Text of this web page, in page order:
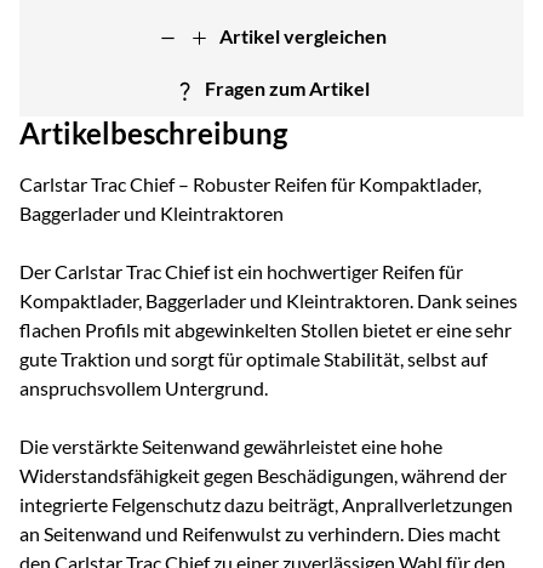
Artikel vergleichen
Fragen zum Artikel
Artikelbeschreibung
Carlstar Trac Chief – Robuster Reifen für Kompaktlader,
Baggerlader und Kleintraktoren
Der Carlstar Trac Chief ist ein hochwertiger Reifen für
Kompaktlader, Baggerlader und Kleintraktoren. Dank seines
flachen Profils mit abgewinkelten Stollen bietet er eine sehr
gute Traktion und sorgt für optimale Stabilität, selbst auf
anspruchsvollem Untergrund.
Die verstärkte Seitenwand gewährleistet eine hohe
Widerstandsfähigkeit gegen Beschädigungen, während der
integrierte Felgenschutz dazu beiträgt, Anprallverletzungen
an Seitenwand und Reifenwulst zu verhindern. Dies macht
den Carlstar Trac Chief zu einer zuverlässigen Wahl für den